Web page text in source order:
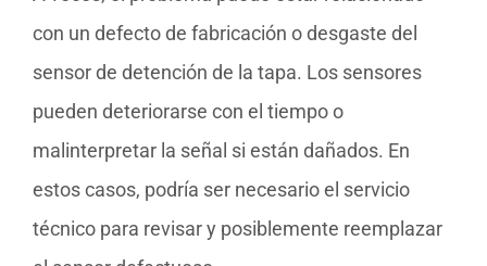
con un defecto de fabricación o desgaste del
sensor de detención de la tapa. Los sensores
pueden deteriorarse con el tiempo o
malinterpretar la señal si están dañados. En
estos casos, podría ser necesario el servicio
técnico para revisar y posiblemente reemplazar